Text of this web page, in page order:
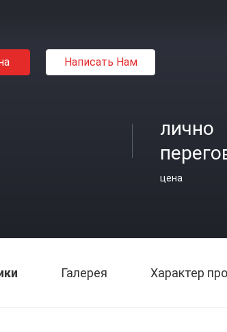
Написать Нам
лично
цена
Галерея Характер